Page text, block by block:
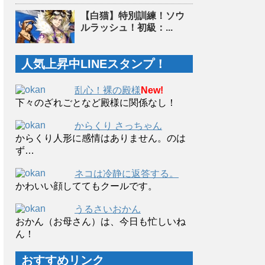
【白猫】特別訓練！ソウ
ルラッシュ！初級：...
人気上昇中LINEスタンプ！
乱心！裸の殿様 New!
下々のざれごとなど殿様に関係なし！
からくり さっちゃん
からくり人形に感情はありません。のは
ず…
ネコは冷静に返答する。
かわいい顔しててもクールです。
うるさいおかん
おかん（お母さん）は、今日も忙しいね
ん！
おすすめリンク